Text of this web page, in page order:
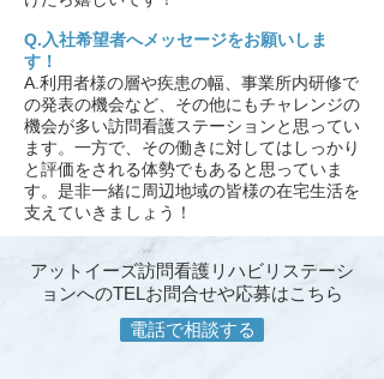
Q.入社希望者へメッセージをお願いしま
す！
A.利用者様の層や疾患の幅、事業所内研修で
の発表の機会など、その他にもチャレンジの
機会が多い訪問看護ステーションと思ってい
ます。一方で、その働きに対してはしっかり
と評価をされる体勢でもあると思っていま
す。是非一緒に周辺地域の皆様の在宅生活を
支えていきましょう！
アットイーズ訪問看護リハビリステーシ
ョンへのTELお問合せや応募はこちら
電話で相談する